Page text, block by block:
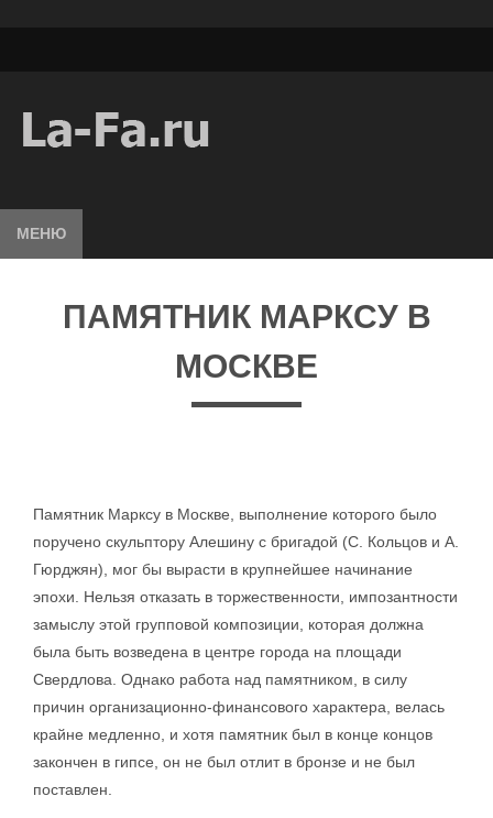
МЕНЮ
ПАМЯТНИК МАРКСУ В
МОСКВЕ
Памятник Марксу в Москве, выполнение которого было
поручено скульптору Алешину с бригадой (С. Кольцов и А.
Гюрджян), мог бы вырасти в крупнейшее начинание
эпохи. Нельзя отказать в торжественности, импозантности
замыслу этой групповой композиции, которая должна
была быть возведена в центре города на площади
Свердлова. Однако работа над памятником, в силу
причин организационно-финансового характера, велась
крайне медленно, и хотя памятник был в конце концов
закончен в гипсе, он не был отлит в бронзе и не был
поставлен.